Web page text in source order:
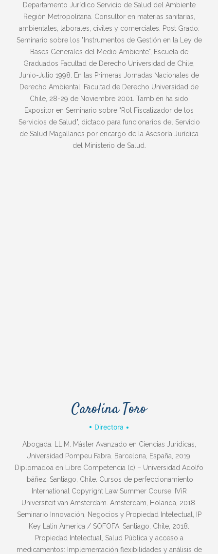
Departamento Jurídico Servicio de Salud del Ambiente
Región Metropolitana. Consultor en materias sanitarias,
ambientales, laborales, civiles y comerciales. Post Grado:
Seminario sobre los "Instrumentos de Gestión en la Ley de
Bases Generales del Medio Ambiente", Escuela de
Graduados Facultad de Derecho Universidad de Chile,
Junio-Julio 1998. En las Primeras Jornadas Nacionales de
Derecho Ambiental, Facultad de Derecho Universidad de
Chile, 28-29 de Noviembre 2001. También ha sido
Expositor en Seminario sobre "Rol Fiscalizador de los
Servicios de Salud", dictado para funcionarios del Servicio
de Salud Magallanes por encargo de la Asesoría Jurídica
del Ministerio de Salud.
Carolina Toro
• Directora •
Abogada. LL.M. Máster Avanzado en Ciencias Jurídicas,
Universidad Pompeu Fabra. Barcelona, España, 2019.
Diplomadoa en Libre Competencia (c) – Universidad Adolfo
Ibáñez. Santiago, Chile. Cursos de perfeccionamiento
International Copyright Law Summer Course, IViR
Universiteit van Amsterdam. Amsterdam, Holanda, 2018.
Seminario Innovación, Negocios y Propiedad Intelectual, IP
Key Latin America / SOFOFA. Santiago, Chile, 2018.
Propiedad Intelectual, Salud Pública y acceso a
medicamentos: Implementación flexibilidades y análisis de